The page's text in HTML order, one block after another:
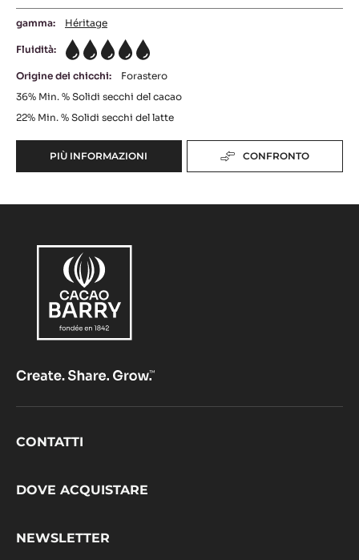
gamma: Héritage
Fluidità:
5
Origine dei chicchi:
Forastero
36% Min. % Solidi secchi del cacao
22% Min. % Solidi secchi del latte
PIÙ INFORMAZIONI
-
CONFRONTO
Footer
CONTATTI
DOVE ACQUISTARE
NEWSLETTER